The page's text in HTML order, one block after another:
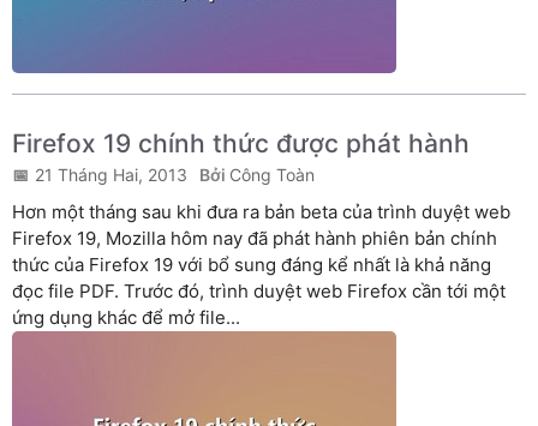
Firefox 19 chính thức được phát hành
21 Tháng Hai, 2013 Công Toàn
Hơn một tháng sau khi đưa ra bản beta của trình duyệt web
Firefox 19, Mozilla hôm nay đã phát hành phiên bản chính
thức của Firefox 19 với bổ sung đáng kể nhất là khả năng
đọc file PDF. Trước đó, trình duyệt web Firefox cần tới một
ứng dụng khác để mở file...